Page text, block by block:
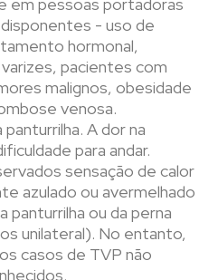
- uso de
hormonal,
pacientes com
malignos, obesidade
venosa.
A dor na
para andar.
sensação de calor
azulado ou avermelhado
panturrilha ou da perna
unilateral). No entanto,
casos de TVP não